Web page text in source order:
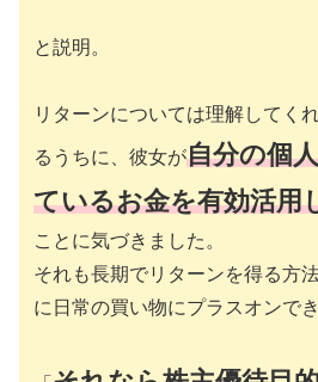
と説明。
リターンについては理解してく
るうちに、彼女が自分の個
ているお金を有効活用
ことに気づきました。
それも長期でリターンを得る方
に日常の買い物にプラスオンで